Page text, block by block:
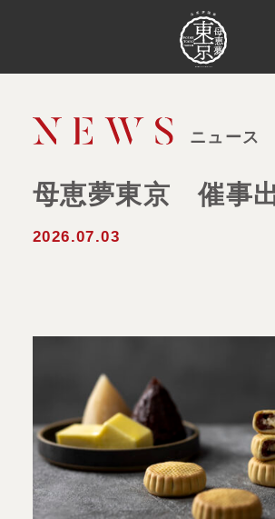
ニュース
母恵夢東京 催事
2026.07.03